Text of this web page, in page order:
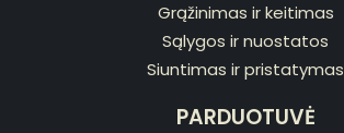
Grąžinimas ir keitimas
Sąlygos ir nuostatos
Siuntimas ir pristatymas
PARDUOTUVĖ